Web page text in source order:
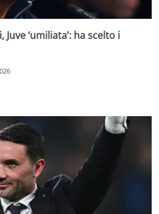
Juve ‘umiliata’: ha scelto i